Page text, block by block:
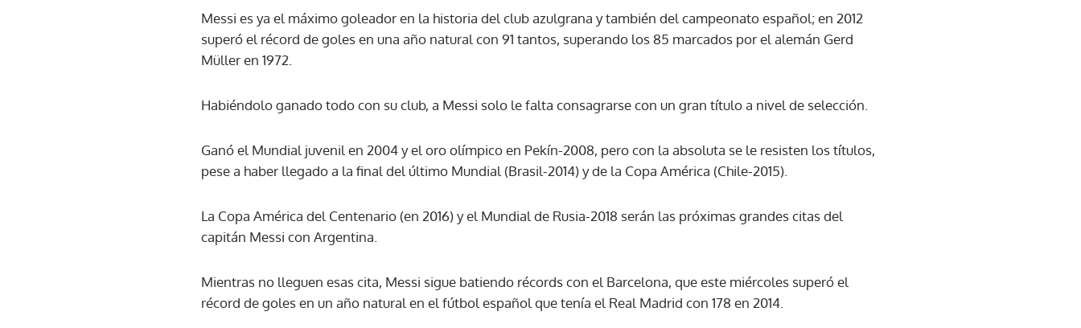
Messi es ya el máximo goleador en la historia del club azulgrana y también del campeonato español; en 2012
superó el récord de goles en una año natural con 91 tantos, superando los 85 marcados por el alemán Gerd
Müller en 1972.
Habiéndolo ganado todo con su club, a Messi solo le falta consagrarse con un gran título a nivel de selección.
Ganó el Mundial juvenil en 2004 y el oro olímpico en Pekín-2008, pero con la absoluta se le resisten los títulos,
pese a haber llegado a la final del último Mundial (Brasil-2014) y de la Copa América (Chile-2015).
La Copa América del Centenario (en 2016) y el Mundial de Rusia-2018 serán las próximas grandes citas del
capitán Messi con Argentina.
Mientras no lleguen esas cita, Messi sigue batiendo récords con el Barcelona, que este miércoles superó el
récord de goles en un año natural en el fútbol español que tenía el Real Madrid con 178 en 2014.